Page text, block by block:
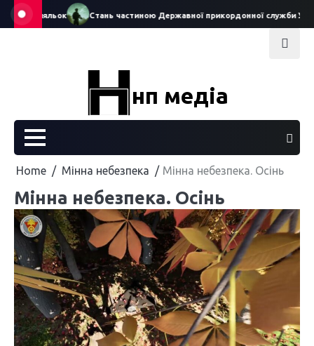
Skip
ляльок Стань частиною Державної прикордонної служби України
нп медіа
Home Мінна небезпека Мінна небезпека. Осінь
Мінна небезпека. Осінь